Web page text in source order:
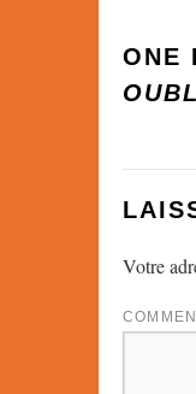
ONE
Votre